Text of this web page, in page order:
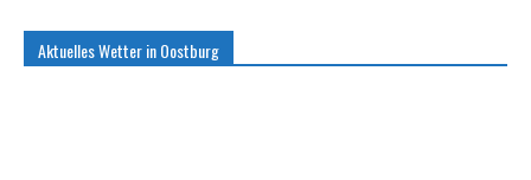
Aktuelles Wetter in Oostburg